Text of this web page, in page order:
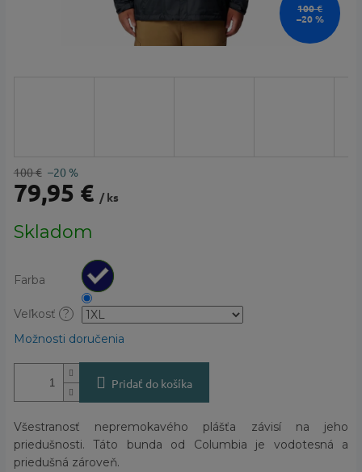
100 €
–20 %
100 € –20 %
79,95 € / ks
cena:
Skladom
Farba
Veľkosť ?
Možnosti doručenia
Pridať do košíka
Všestranosť nepremokavého plášťa závisí na jeho
priedušnosti. Táto bunda od Columbia je vodotesná a
priedušná zároveň.